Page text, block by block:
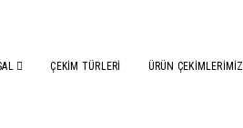
ÇEKİM TÜRLERİ ÜRÜN ÇEKİMLERİMİZ